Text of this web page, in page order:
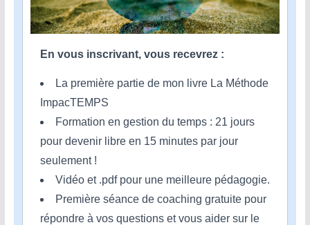
En vous inscrivant, vous recevrez :
La première partie de mon livre La Méthode
ImpacTEMPS
Formation en gestion du temps : 21 jours
pour devenir libre en 15 minutes par jour
seulement !
Vidéo et .pdf pour une meilleure pédagogie.
Première séance de coaching gratuite pour
répondre à vos questions et vous aider sur le